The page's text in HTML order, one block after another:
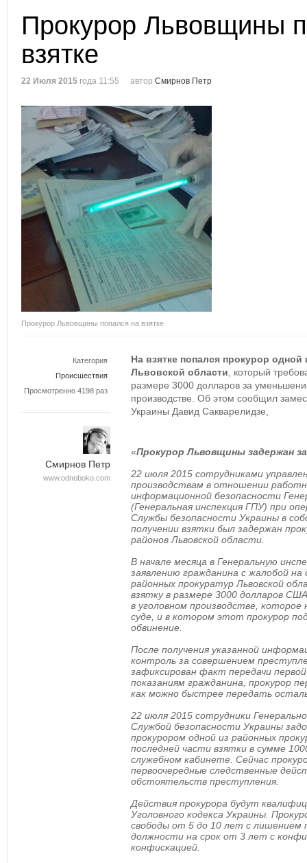
Прокурор Львовщины
взятке
22 Июля 2015 года 11:55 автор Смирнов Петр
Прокурор Львовщины попался на взятке
Категория
Происшествия
Просмотренно 4198 раз
Смирнов Петр
www.odnoboko.com
На взятке попался прокурор
Львовской области , который
размере 3000 долларов за
производстве. Об этом сообщил
Украины Давид Сакварелидзе,
«Прокурор Львовщины задержан
22 июля 2015 сотрудниками
производствам в отношении
информационной безопасности
(Генеральная инспекция ГПУ) при
Службы безопасности Украины в
получении взятки был задержан
районов Львовской области.
В начале месяца в Генеральную
заявлению гражданина с жалобой на
районных прокуратур Львовской
взятку в размере 3000 долларов
в уголовном производстве, которое
суде, и в котором этот прокурор
обвинение.
После получения указанной
контроль за совершением
зафиксирован факт передачи
показаниям гражданина, прокурор
как можно быстрее передать
22 июля 2015 сотрудники
Службой безопасности Украины
прокурором одной из районных
последней части взятки в сумме
служебном кабинете. Сейчас
первоочередные следственные
обстоятельств преступления.
Действия прокурора будут
Уголовного кодекса Украины.
свободы от 5 до 10 лет с лишением
должности на срок от 3 лет с
конфискацией.